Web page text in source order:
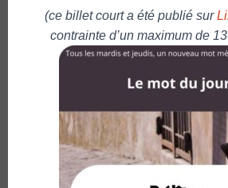
(ce billet court a été publié sur
contrainte d’un maximum de